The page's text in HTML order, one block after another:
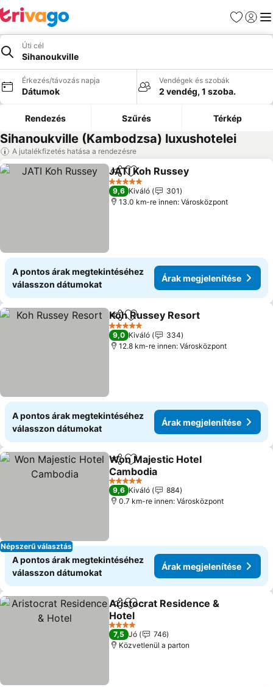
Kedvencek
Úti cél
Sihanoukville
Érkezés/távozás napja
Dátumok
Vendégek és szobák
2 vendég, 1 szoba.
Rendezés Szűrés Térkép
Sihanoukville (Kambodzsa) luxushotelei
A jutalékfizetés hatása a rendezésre
Megosztás
Hozzáadás a kedvencekhez
JATI Koh Russey
5 Kategória
9,6 Kiváló
301
13.0 km-re innen: Városközpont
A pontos árak megtekintéséhez
válasszon dátumokat
Árak megjelenítése
Megosztás
Hozzáadás a kedvencekhez
Koh Russey Resort
5 Kategória
9,0 Kiváló
334
12.8 km-re innen: Városközpont
A pontos árak megtekintéséhez
válasszon dátumokat
Árak megjelenítése
Népszerű választás
Megosztás
Hozzáadás a kedvencekhez
Won Majestic Hotel
Cambodia
Árak megjelenítése
5 Kategória
9,6 Kiváló
884
0.7 km-re innen: Városközpont
A pontos árak megtekintéséhez
válasszon dátumokat
Árak megjelenítése
Megosztás
Hozzáadás a kedvencekhez
Aristocrat Residence &
Hotel
Árak megjelenítése
4 Kategória
7,5 Jó
746
Közvetlenül a parton